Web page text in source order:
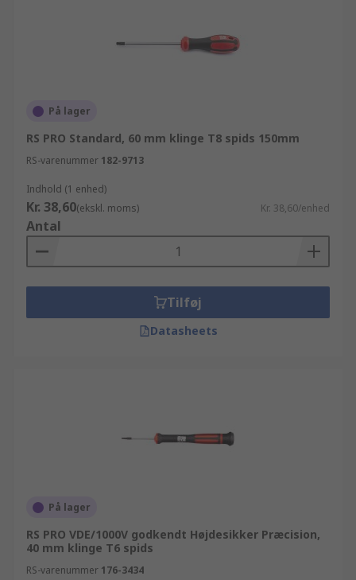
På lager
RS PRO Standard, 60 mm klinge T8 spids 150mm
RS-varenummer 182-9713
Indhold (1 enhed)
Kr. 38,60(ekskl. moms) Kr. 38,60/enhed
Antal
Tilføj
Datasheets
På lager
RS PRO VDE/1000V godkendt Højdesikker Præcision,
40 mm klinge T6 spids
RS-varenummer 176-3434